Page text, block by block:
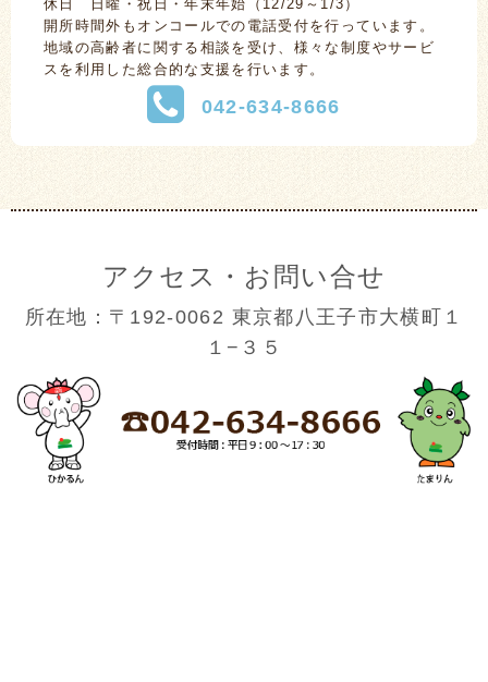
休日 日曜・祝日・年末年始（12/29～1/3）
開所時間外もオンコールでの電話受付を行っています。
地域の高齢者に関する相談を受け、様々な制度やサービ
スを利用した総合的な支援を行います。
042-634-8666
アクセス・お問い合せ
所在地：〒192-0062 東京都八王子市大横町１
１−３５